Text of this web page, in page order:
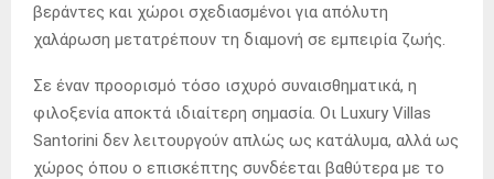
βεράντες και χώροι σχεδιασμένοι για απόλυτη
χαλάρωση μετατρέπουν τη διαμονή σε εμπειρία ζωής.
Σε έναν προορισμό τόσο ισχυρό συναισθηματικά, η
φιλοξενία αποκτά ιδιαίτερη σημασία. Οι Luxury Villas
Santorini δεν λειτουργούν απλώς ως κατάλυμα, αλλά ως
χώρος όπου ο επισκέπτης συνδέεται βαθύτερα με το